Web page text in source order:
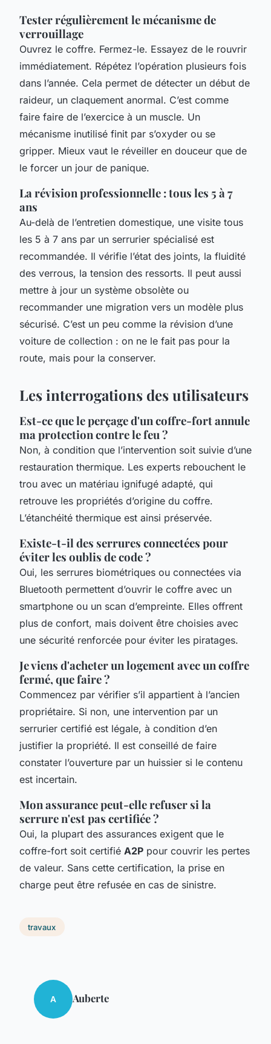
Tester régulièrement le mécanisme de
verrouillage
Ouvrez le coffre. Fermez-le. Essayez de le rouvrir
immédiatement. Répétez l’opération plusieurs fois
dans l’année. Cela permet de détecter un début de
raideur, un claquement anormal. C’est comme
faire faire de l’exercice à un muscle. Un
mécanisme inutilisé finit par s’oxyder ou se
gripper. Mieux vaut le réveiller en douceur que de
le forcer un jour de panique.
La révision professionnelle : tous les 5 à 7
ans
Au-delà de l’entretien domestique, une visite tous
les 5 à 7 ans par un serrurier spécialisé est
recommandée. Il vérifie l’état des joints, la fluidité
des verrous, la tension des ressorts. Il peut aussi
mettre à jour un système obsolète ou
recommander une migration vers un modèle plus
sécurisé. C’est un peu comme la révision d’une
voiture de collection : on ne le fait pas pour la
route, mais pour la conserver.
Les interrogations des utilisateurs
Est-ce que le perçage d'un coffre-fort annule
ma protection contre le feu ?
Non, à condition que l’intervention soit suivie d’une
restauration thermique. Les experts rebouchent le
trou avec un matériau ignifugé adapté, qui
retrouve les propriétés d’origine du coffre.
L’étanchéité thermique est ainsi préservée.
Existe-t-il des serrures connectées pour
éviter les oublis de code ?
Oui, les serrures biométriques ou connectées via
Bluetooth permettent d’ouvrir le coffre avec un
smartphone ou un scan d’empreinte. Elles offrent
plus de confort, mais doivent être choisies avec
une sécurité renforcée pour éviter les piratages.
Je viens d'acheter un logement avec un coffre
fermé, que faire ?
Commencez par vérifier s’il appartient à l’ancien
propriétaire. Si non, une intervention par un
serrurier certifié est légale, à condition d’en
justifier la propriété. Il est conseillé de faire
constater l’ouverture par un huissier si le contenu
est incertain.
Mon assurance peut-elle refuser si la
serrure n'est pas certifiée ?
Oui, la plupart des assurances exigent que le
coffre-fort soit certifié A2P pour couvrir les pertes
de valeur. Sans cette certification, la prise en
charge peut être refusée en cas de sinistre.
travaux
A Auberte